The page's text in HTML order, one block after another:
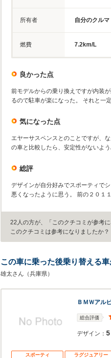
所有者 自分のクルマ
燃費 7.2km/L
良かった点
前モデルからの乗り換えですが内装
るので駐車が楽になった。 それと一
気になった点
エヤーサスペンスとのことですが、
の車と比較したら、安定性がないよう
総評
デザインが自分好みでスポーティで
悪くなったように思う。 前の２０１
22人の方が、「このクチコミが参考
このクチコミは参考になりましたか？
この車に乗った後乗り替える車
雄太さん（兵庫県）
ＢＭＷアル
総合評価
デザイン： 5
スポーティ ラグジュアリー